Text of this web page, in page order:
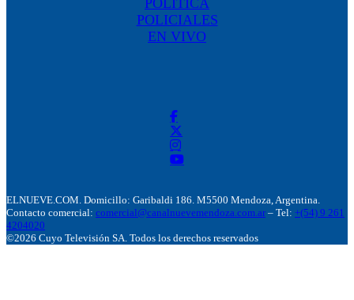
POLICIALES
EN VIVO
ELNUEVE.COM. Domicillo: Garibaldi 186. M5500 Mendoza, Argentina.
Contacto comercial: comercial@canalnuevemendoza.com.ar – Tel: +(54) 9 261
4204020
©2026 Cuyo Televisión SA. Todos los derechos reservados